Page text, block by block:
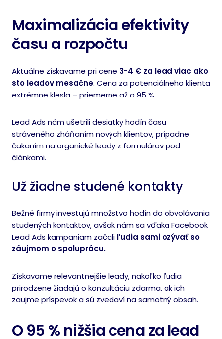
Maximalizácia efektivity
času a rozpočtu
Aktuálne získavame pri cene 3-4 € za lead viac ako
sto leadov mesačne. Cena za potenciálneho klienta
extrémne klesla – priemerne až o 95 %.
Lead Ads nám ušetrili desiatky hodín času
stráveného zháňaním nových klientov, prípadne
čakaním na organické leady z formulárov pod
článkami.
Už žiadne studené kontakty
Bežné firmy investujú množstvo hodín do obvolávania
studených kontaktov, avšak nám sa vďaka Facebook
Lead Ads kampaniam začaliľudia sami ozývať so
záujmom o spoluprácu.
Získavame relevantnejšie leady, nakoľko ľudia
prirodzene žiadajú o konzultáciu zdarma, ak ich
zaujme príspevok a sú zvedaví na samotný obsah.
O 95 % nižšia cena za lead